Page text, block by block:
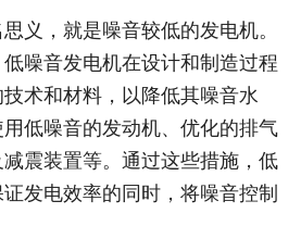
义，就是噪音较低的发电机。
噪音发电机在设计和制造过程
术和材料，以降低其噪音水
低噪音的发动机、优化的排气
震装置等。通过这些措施，低
发电效率的同时，将噪音控制